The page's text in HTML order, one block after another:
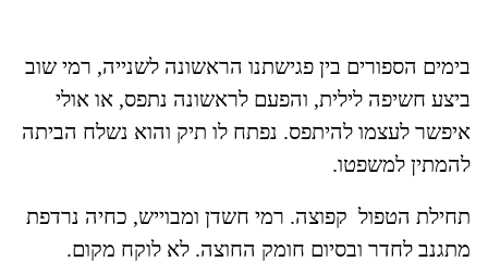
בימים הספורים בין פגישתנו הראשונה לשנייה, רמי שוב
ביצע חשיפה לילית, והפעם לראשונה נתפס, או אולי
איפשר לעצמו להיתפס. נפתח לו תיק והוא נשלח הביתה
להמתין למשפטו.
תחילת הטפול קפוצה. רמי חשדן ומבוייש, כחיה נרדפת
מתגנב לחדר ובסיום חומק החוצה. לא לוקח מקום.